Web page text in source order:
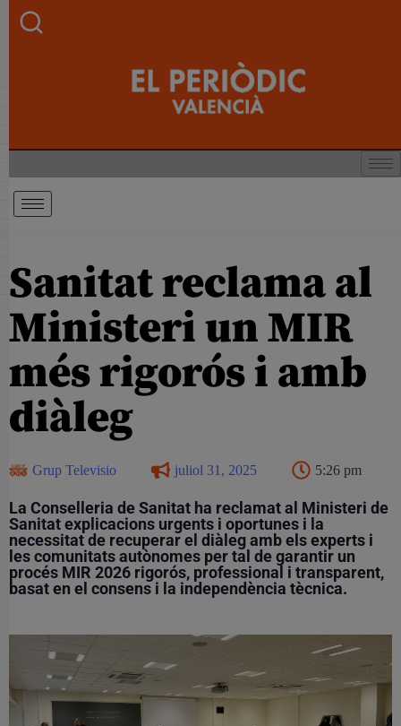
Sanitat reclama al
Ministeri un MIR
més rigorós i amb
diàleg
Grup Televisio juliol 31, 2025 5:26 pm
La Conselleria de Sanitat ha reclamat al Ministeri de
Sanitat explicacions urgents i oportunes i la
necessitat de recuperar el diàleg amb els experts i
les comunitats autònomes per tal de garantir un
procés MIR 2026 rigorós, professional i transparent,
basat en el consens i la independència tècnica.